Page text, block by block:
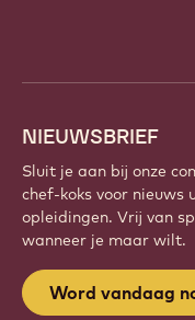
NIEUWSBRIEF
Sluit je aan bij onze
chef-koks voor nieuws
opleidingen. Vrij van
wanneer je maar wilt.
Word vandaag